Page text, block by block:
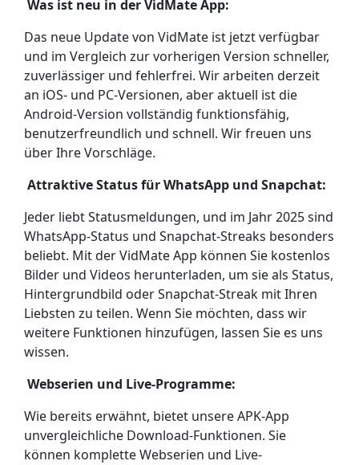
Was ist neu in der VidMate App:
Das neue Update von VidMate ist jetzt verfügbar
und im Vergleich zur vorherigen Version schneller,
zuverlässiger und fehlerfrei. Wir arbeiten derzeit
an iOS- und PC-Versionen, aber aktuell ist die
Android-Version vollständig funktionsfähig,
benutzerfreundlich und schnell. Wir freuen uns
über Ihre Vorschläge.
Attraktive Status für WhatsApp und Snapchat:
Jeder liebt Statusmeldungen, und im Jahr 2025 sind
WhatsApp-Status und Snapchat-Streaks besonders
beliebt. Mit der VidMate App können Sie kostenlos
Bilder und Videos herunterladen, um sie als Status,
Hintergrundbild oder Snapchat-Streak mit Ihren
Liebsten zu teilen. Wenn Sie möchten, dass wir
weitere Funktionen hinzufügen, lassen Sie es uns
wissen.
Webserien und Live-Programme:
Wie bereits erwähnt, bietet unsere APK-App
unvergleichliche Download-Funktionen. Sie
können komplette Webserien und Live-